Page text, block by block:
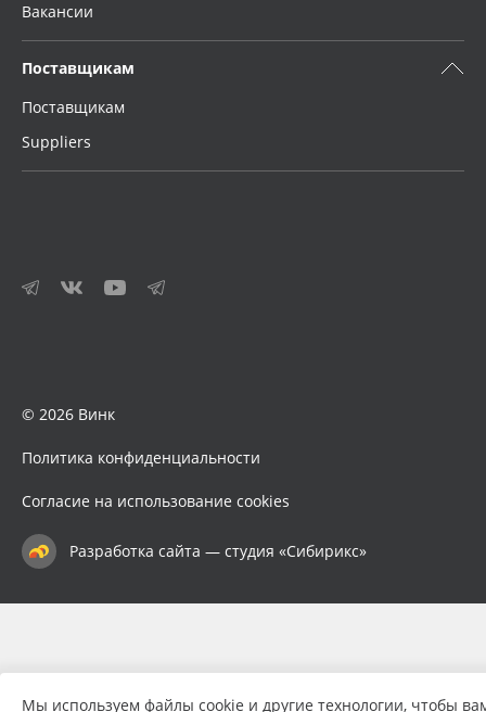
Вакансии
Поставщикам
Поставщикам
Suppliers
© 2026 Винк
Политика конфиденциальности
Согласие на использование cookies
Разработка сайта — студия «Сибирикс»
Мы используем файлы cookie и другие технологии, чтобы